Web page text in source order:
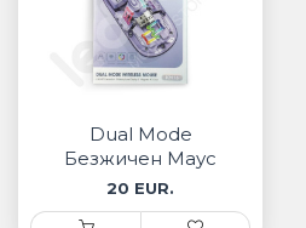
Dual Mode
Безжичен Маус
20 EUR.